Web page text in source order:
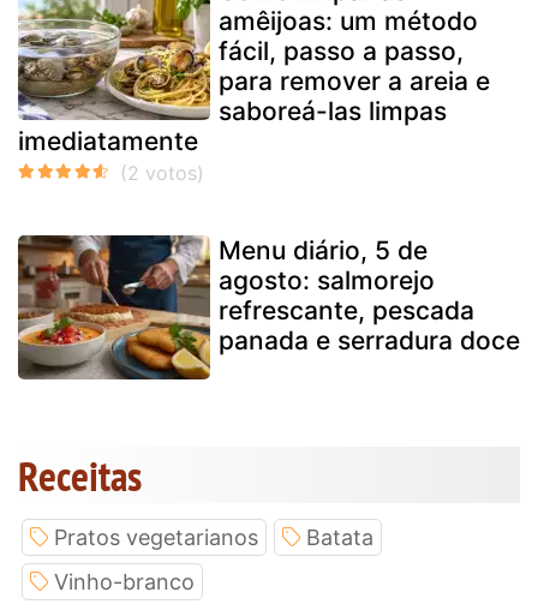
amêijoas: um método
fácil, passo a passo,
para remover a areia e
saboreá-las limpas
imediatamente
Menu diário, 5 de
agosto: salmorejo
refrescante, pescada
panada e serradura doce
Receitas
Pratos vegetarianos
Batata
Vinho-branco